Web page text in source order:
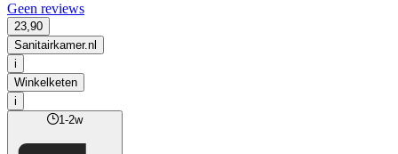
Geen reviews
23,90
Sanitairkamer.nl
i
Winkelketen
i
1-2w